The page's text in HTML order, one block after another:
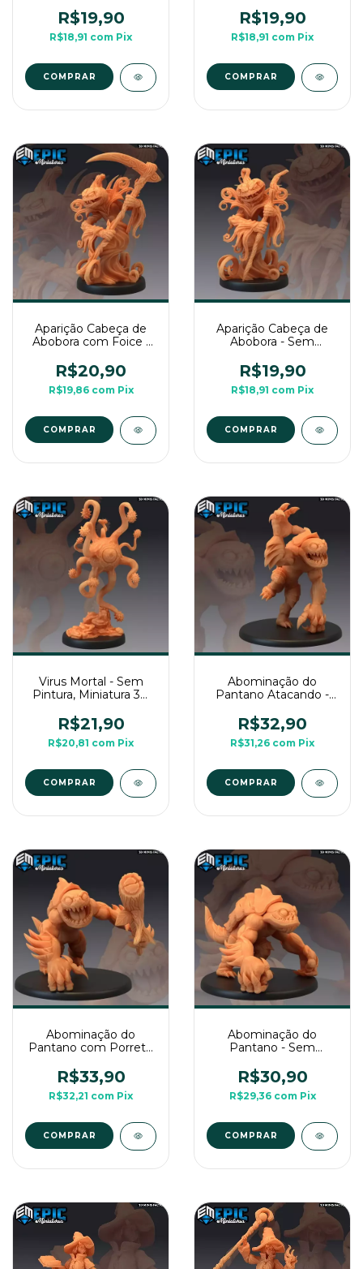
3D Médio Para RPG
de Mesa
R$19,90
R$18,91 com Pix
COMPRAR
3D Médio Para RPG
de Mesa
R$19,90
R$18,91 com Pix
COMPRAR
Aparição Cabeça de
Abobora com Foice -
3D Médio Para RPG
de Mesa
R$20,90
R$19,86 com Pix
COMPRAR
Aparição Cabeça de
Abobora - Sem
Médio Para RPG de
Mesa
R$19,90
R$18,91 com Pix
COMPRAR
Virus Mortal - Sem
Pintura, Miniatura 3D
Mesa
R$21,90
R$20,81 com Pix
COMPRAR
Abominação do
Pantano Atacando -
3D Grande Para Rpg
de Mesa
R$32,90
R$31,26 com Pix
Abominação do
Pantano com Porrete
Miniatura 3D Grande
Para Rpg de Mesa
R$33,90
R$32,21 com Pix
Abominação do
Pantano - Sem
Grande Para Rpg de
Mesa
R$30,90
R$29,36 com Pix